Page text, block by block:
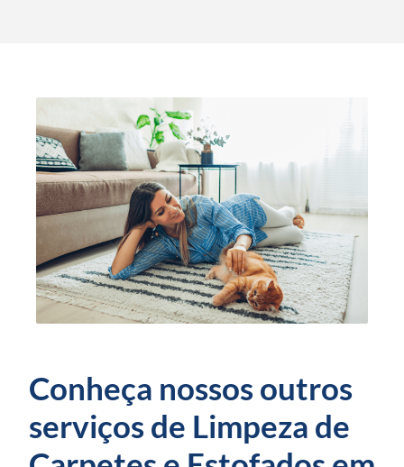
Conheça nossos outros
serviços de Limpeza de